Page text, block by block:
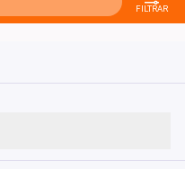
FILTRAR